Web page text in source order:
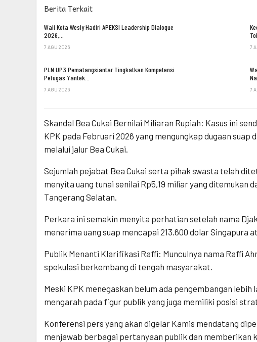
Berita Terkait
Wali Kota Wesly Hadiri APEKSI Leadership Dialogue
2026,…
7 AGU 2026 7
PLN UP3 Pematangsiantar Tingkatkan Kompetensi
Petugas Yantek…
7 AGU 2026 7
Skandal Bea Cukai Bernilai Miliaran Rupiah: Kasus ini
KPK pada Februari 2026 yang mengungkap dugaan
melalui jalur Bea Cukai.
Sejumlah pejabat Bea Cukai serta pihak swasta telah
menyita uang tunai senilai Rp5,19 miliar yang ditemukan
Tangerang Selatan.
Perkara ini semakin menyita perhatian setelah nama
menerima uang suap mencapai 213.600 dolar Singapura
Publik Menanti Klarifikasi Raffi: Munculnya nama Raffi
spekulasi berkembang di tengah masyarakat.
Meski KPK menegaskan belum ada pengembangan
mengarah pada figur publik yang juga memiliki posisi
Konferensi pers yang akan digelar Kamis mendatang
menjawab berbagai pertanyaan publik dan